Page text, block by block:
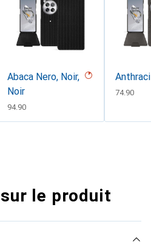
Abaca Nero, Noir,
Noir
CHF
94.90
CHF
74.90
le produit